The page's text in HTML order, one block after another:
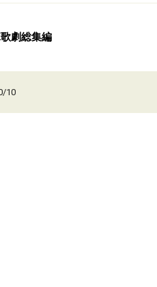
劇総集編
/10